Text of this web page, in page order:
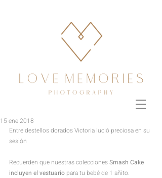
15 ene 2018
Entre destellos dorados Victoria lució preciosa en su
sesión
Recuerden que nuestras colecciones Smash Cake
incluyen el vestuario para tu bebé de 1 añito.